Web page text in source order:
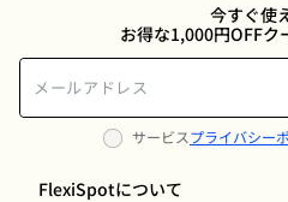
今すぐ使
お得な1,000円OFFク
サービスプライバシー
FlexiSpotについて